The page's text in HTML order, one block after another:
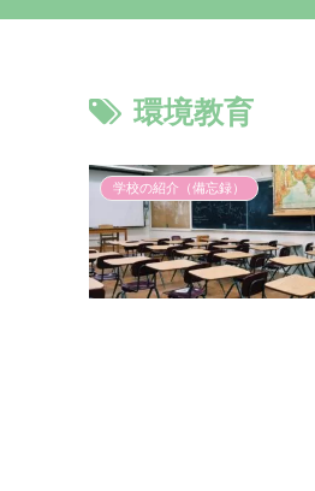
環境教育
学校の紹介（備忘録）